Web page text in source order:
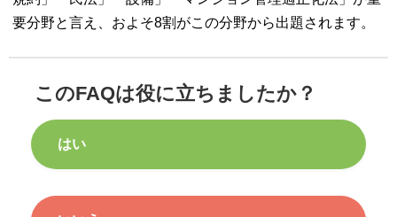
要分野と言え、およそ8割がこの分野から出題されます。
このFAQは役に立ちましたか？
はい